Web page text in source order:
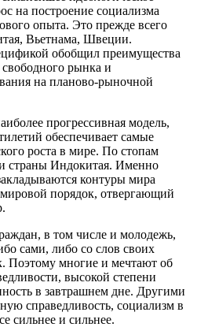
на построение социализма
опыта. Это прежде всего
Вьетнама, Швеции.
обобщил преимущества
рынка и
на планово-рыночной
прогрессивная модель,
обеспечивает самые
роста в мире. По стопам
страны Индокитая. Именно
контуры мира
порядок, отвергающий
в том числе и молодежь,
сами, либо со слов своих
Поэтому многие и мечтают об
высокой степени
в завтрашнем дне. Другими
справедливость, социализм в
сильнее и сильнее.